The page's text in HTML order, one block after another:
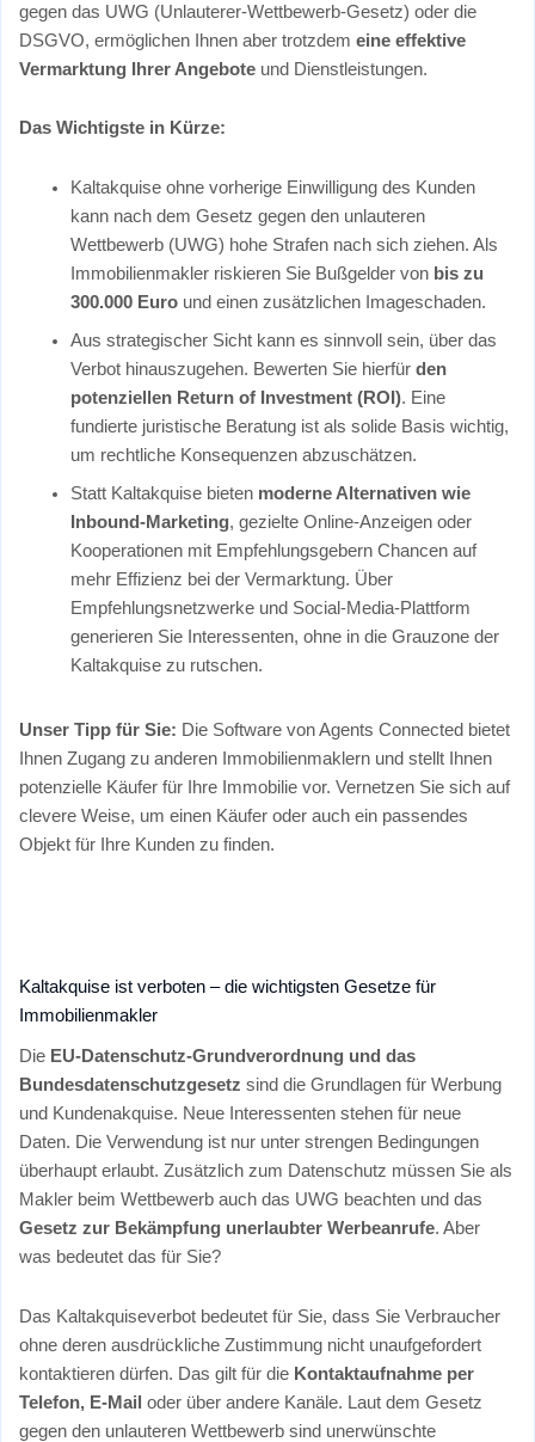
gegen das UWG (Unlauterer-Wettbewerb-Gesetz) oder die
DSGVO, ermöglichen Ihnen aber trotzdem eine effektive
Vermarktung Ihrer Angeboteund Dienstleistungen.
Das Wichtigste in Kürze:
Kaltakquise ohne vorherige Einwilligung des Kunden
kann nach dem Gesetz gegen den unlauteren
Wettbewerb (UWG) hohe Strafen nach sich ziehen. Als
Immobilienmakler riskieren Sie Bußgelder von bis zu
300.000 Euro und einen zusätzlichen Imageschaden.
Aus strategischer Sicht kann es sinnvoll sein, über das
Verbot hinauszugehen. Bewerten Sie hierfürden
potenziellen Return of Investment (ROI). Eine
fundierte juristische Beratung ist als solide Basis wichtig,
um rechtliche Konsequenzen abzuschätzen.
Statt Kaltakquise bieten moderne Alternativen wie
Inbound-Marketing, gezielte Online-Anzeigen oder
Kooperationen mit Empfehlungsgebern Chancen auf
mehr Effizienz bei der Vermarktung. Über
Empfehlungsnetzwerke und Social-Media-Plattform
generieren Sie Interessenten, ohne in die Grauzone der
Kaltakquise zu rutschen.
Unser Tipp für Sie: Die Software von Agents Connected bietet
Ihnen Zugang zu anderen Immobilienmaklern und stellt Ihnen
potenzielle Käufer für Ihre Immobilie vor. Vernetzen Sie sich auf
clevere Weise, um einen Käufer oder auch ein passendes
Objekt für Ihre Kunden zu finden.
Kaltakquise ist verboten – die wichtigsten Gesetze für
Immobilienmakler
Die EU-Datenschutz-Grundverordnung und das
Bundesdatenschutzgesetz sind die Grundlagen für Werbung
und Kundenakquise. Neue Interessenten stehen für neue
Daten. Die Verwendung ist nur unter strengen Bedingungen
überhaupt erlaubt. Zusätzlich zum Datenschutz müssen Sie als
Makler beim Wettbewerb auch das UWG beachten und das
Gesetz zur Bekämpfung unerlaubter Werbeanrufe. Aber
was bedeutet das für Sie?
Das Kaltakquiseverbot bedeutet für Sie, dass Sie Verbraucher
ohne deren ausdrückliche Zustimmung nicht unaufgefordert
kontaktieren dürfen. Das gilt für die Kontaktaufnahme per
Telefon, E-Mail oder über andere Kanäle. Laut dem Gesetz
gegen den unlauteren Wettbewerb sind unerwünschte